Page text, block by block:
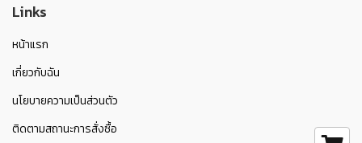
Links
หน้าแรก
เกี่ยวกับฉัน
นโยบายความเป็นส่วนตัว
ติดตามสถานะการสั่งซื้อ